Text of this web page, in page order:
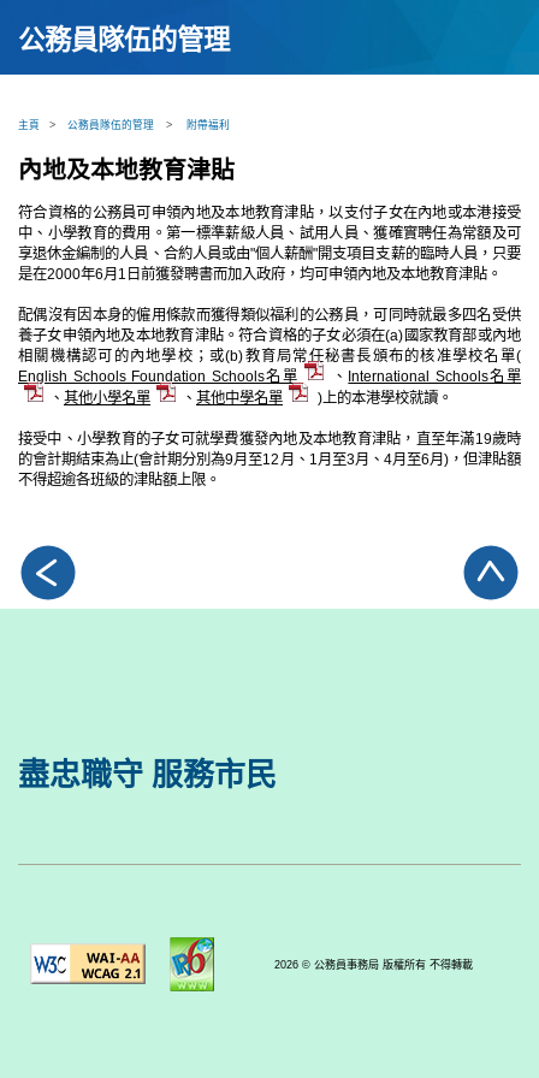
公務員隊伍的管理
主頁 > 公務員隊伍的管理 > 附帶福利
內地及本地教育津貼
符合資格的公務員可申領內地及本地教育津貼，以支付子女在內地或本港接受
中、小學教育的費用。第一標準薪級人員、試用人員、獲確實聘任為常額及可
享退休金編制的人員、合約人員或由"個人薪酬"開支項目支薪的臨時人員，只要
是在2000年6月1日前獲發聘書而加入政府，均可申領內地及本地教育津貼。
配偶沒有因本身的僱用條款而獲得類似福利的公務員，可同時就最多四名受供
養子女申領內地及本地教育津貼。符合資格的子女必須在(a)國家教育部或內地
相關機構認可的內地學校；或(b)教育局常任秘書長頒布的核准學校名單(
English Schools Foundation Schools名單
、 International Schools名單
、 其他小學名單 、 其他中學名單 )上的本港學校就讀。
接受中、小學教育的子女可就學費獲發內地及本地教育津貼，直至年滿19歲時
的會計期結束為止(會計期分別為9月至12月、1月至3月、4月至6月)，但津貼額
不得超逾各班級的津貼額上限。
盡忠職守 服務市民
2026 © 公務員事務局 版權所有 不得轉載